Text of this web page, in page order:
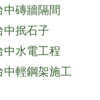
中磚牆隔間
中抿石子
中水電工程
中輕鋼架施工